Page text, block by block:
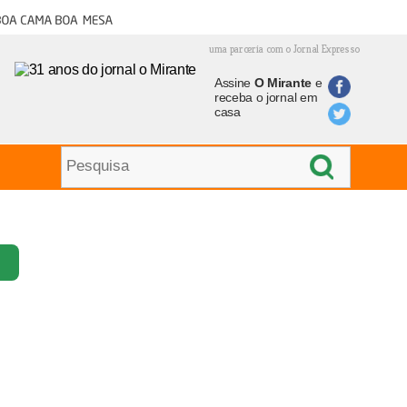
cama boa mesa
uma parceria com o Jornal Expresso
Assine O Mirantee
receba o jornal em
casa